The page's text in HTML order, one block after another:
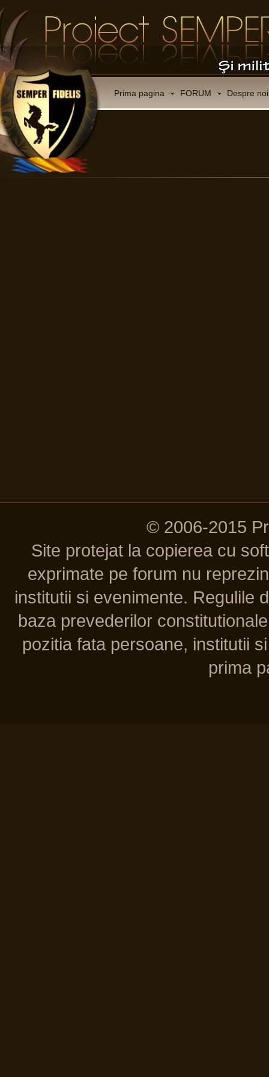
Prima pagina FORUM Despre noi
© 2006-2015
Site protejat la copierea cu
exprimate pe forum nu
institutii si evenimente. Regulile
baza prevederilor
pozitia fata persoane, institutii
prima